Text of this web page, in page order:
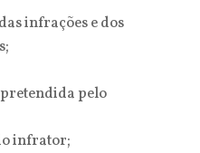
infrações e dos
pelo
infrator;